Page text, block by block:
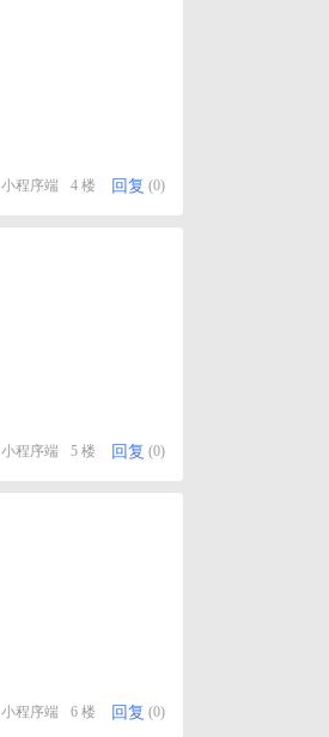
小程序端 4 楼 回复 (0)
小程序端 5 楼 回复 (0)
小程序端 6 楼 回复 (0)